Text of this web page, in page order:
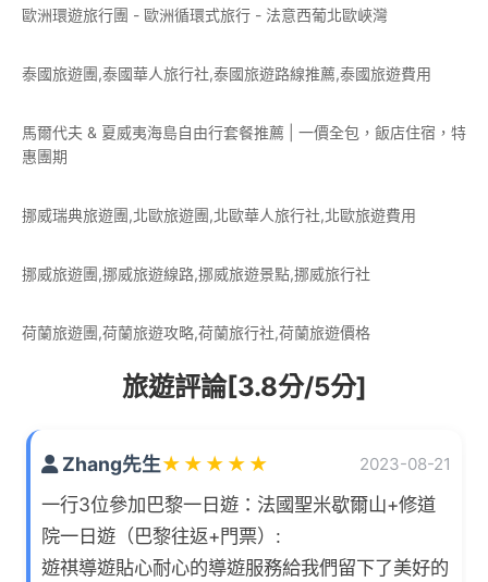
歐洲環遊旅行團 - 歐洲循環式旅行 - 法意西葡北歐峽灣
泰國旅遊團,泰國華人旅行社,泰國旅遊路線推薦,泰國旅遊費用
馬爾代夫 & 夏威夷海島自由行套餐推薦 | 一價全包，飯店住宿，特
惠團期
挪威瑞典旅遊團,北歐旅遊團,北歐華人旅行社,北歐旅遊費用
挪威旅遊團,挪威旅遊線路,挪威旅遊景點,挪威旅行社
荷蘭旅遊團,荷蘭旅遊攻略,荷蘭旅行社,荷蘭旅遊價格
旅遊評論[3.8分/5分]
Zhang先生★ ★ ★ ★ ★ 2023-08-21
一行3位參加巴黎一日遊：法國聖米歇爾山+修道
院一日遊（巴黎往返+門票）:
遊祺導遊貼心耐心的導遊服務給我們留下了美好的